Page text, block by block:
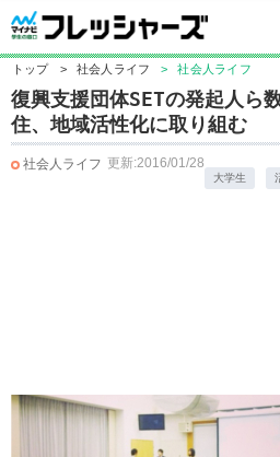
トップ > 社会人ライフ > 社会人ライフ
復興支援団体SETの発起人ら
住、地域活性化に取り組む
社会人ライフ 更新:2016/01/28
大学生